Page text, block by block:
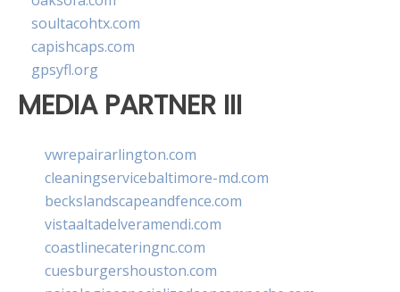
soultacohtx.com
capishcaps.com
gpsyfl.org
MEDIA PARTNER III
vwrepairarlington.com
cleaningservicebaltimore-md.com
beckslandscapeandfence.com
vistaaltadelveramendi.com
coastlinecateringnc.com
cuesburgershouston.com